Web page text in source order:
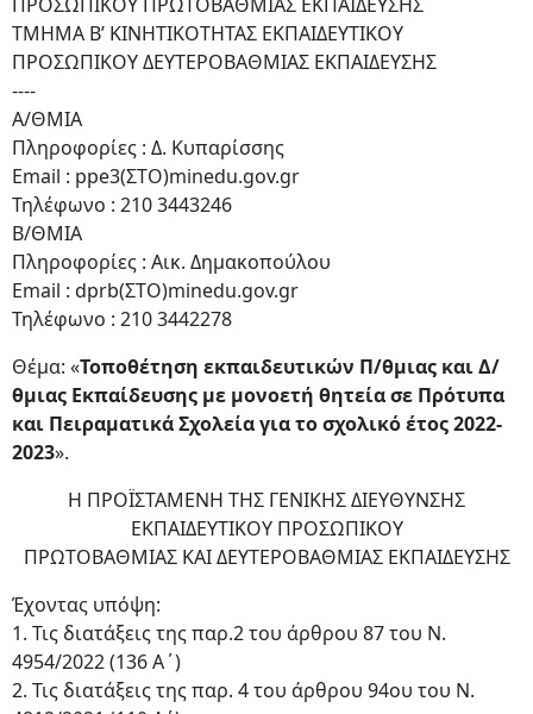
ΤΜΗΜΑ Β’ ΚΙΝΗΤΙΚΟΤΗΤΑΣ ΕΚΠΑΙΔΕΥΤΙΚΟΥ
ΠΡΟΣΩΠΙΚΟΥ ΔΕΥΤΕΡΟΒΑΘΜΙΑΣ ΕΚΠΑΙΔΕΥΣΗΣ
----
Α/ΘΜΙΑ
Πληροφορίες : Δ. Κυπαρίσσης
Email : ppe3(ΣΤΟ)minedu.gov.gr
Τηλέφωνο : 210 3443246
Β/ΘΜΙΑ
Πληροφορίες : Αικ. Δημακοπούλου
Email : dprb(ΣΤΟ)minedu.gov.gr
Τηλέφωνο : 210 3442278
Θέμα: «Τοποθέτηση εκπαιδευτικών Π/θμιας και Δ/
θμιας Εκπαίδευσης με μονοετή θητεία σε Πρότυπα
και Πειραματικά Σχολεία για το σχολικό έτος 2022-
2023».
Η ΠΡΟΪΣΤΑΜΕΝΗ ΤΗΣ ΓΕΝΙΚΗΣ ΔΙΕΥΘΥΝΣΗΣ
ΕΚΠΑΙΔΕΥΤΙΚΟΥ ΠΡΟΣΩΠΙΚΟΥ
ΠΡΩΤΟΒΑΘΜΙΑΣ ΚΑΙ ΔΕΥΤΕΡΟΒΑΘΜΙΑΣ ΕΚΠΑΙΔΕΥΣΗΣ
Έχοντας υπόψη:
1. Τις διατάξεις της παρ.2 του άρθρου 87 του Ν.
4954/2022 (136 Α΄)
2. Τις διατάξεις της παρ. 4 του άρθρου 94ου του Ν.